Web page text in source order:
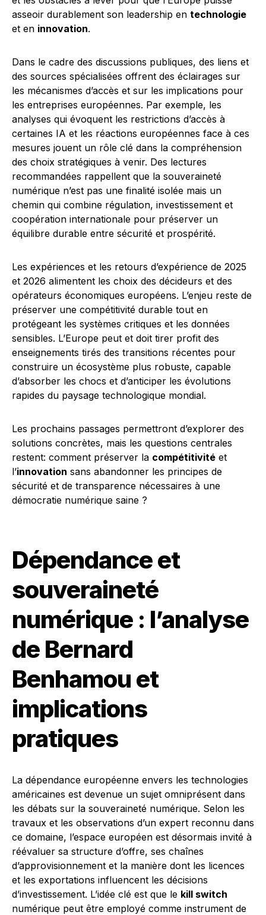
asseoir durablement son leadership en technologie
et en innovation.
Dans le cadre des discussions publiques, des liens et
des sources spécialisées offrent des éclairages sur
les mécanismes d’accès et sur les implications pour
les entreprises européennes. Par exemple, les
analyses qui évoquent les restrictions d’accès à
certaines IA et les réactions européennes face à ces
mesures jouent un rôle clé dans la compréhension
des choix stratégiques à venir. Des lectures
recommandées rappellent que la souveraineté
numérique n’est pas une finalité isolée mais un
chemin qui combine régulation, investissement et
coopération internationale pour préserver un
équilibre durable entre sécurité et prospérité.
Les expériences et les retours d’expérience de 2025
et 2026 alimentent les choix des décideurs et des
opérateurs économiques européens. L’enjeu reste de
préserver une compétitivité durable tout en
protégeant les systèmes critiques et les données
sensibles. L’Europe peut et doit tirer profit des
enseignements tirés des transitions récentes pour
construire un écosystème plus robuste, capable
d’absorber les chocs et d’anticiper les évolutions
rapides du paysage technologique mondial.
Les prochains passages permettront d’explorer des
solutions concrètes, mais les questions centrales
restent: comment préserver la compétitivité et
l’innovation sans abandonner les principes de
sécurité et de transparence nécessaires à une
démocratie numérique saine ?
Dépendance et
souveraineté
numérique : l’analyse
de Bernard
Benhamou et
implications
pratiques
La dépendance européenne envers les technologies
américaines est devenue un sujet omniprésent dans
les débats sur la souveraineté numérique. Selon les
travaux et les observations d’un expert reconnu dans
ce domaine, l’espace européen est désormais invité à
réévaluer sa structure d’offre, ses chaînes
d’approvisionnement et la manière dont les licences
et les exportations influencent les décisions
d’investissement. L’idée clé est que le kill switch
numérique peut être employé comme instrument de